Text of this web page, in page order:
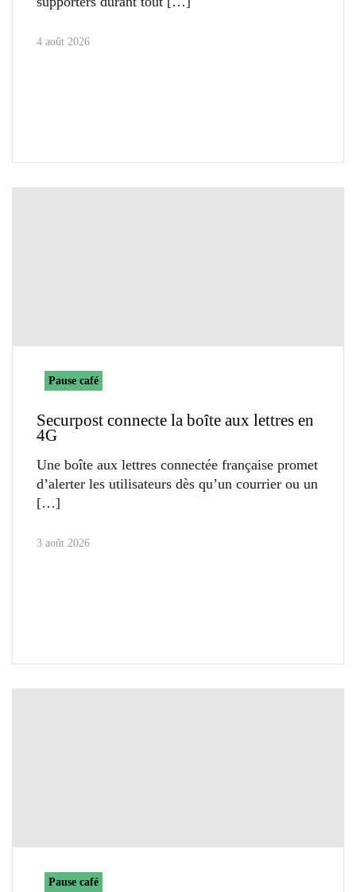
4 août 2026
Pause café
Securpost connecte la boîte aux lettres en
4G
Une boîte aux lettres connectée française promet
d’alerter les utilisateurs dès qu’un courrier ou un
3 août 2026
Pause café